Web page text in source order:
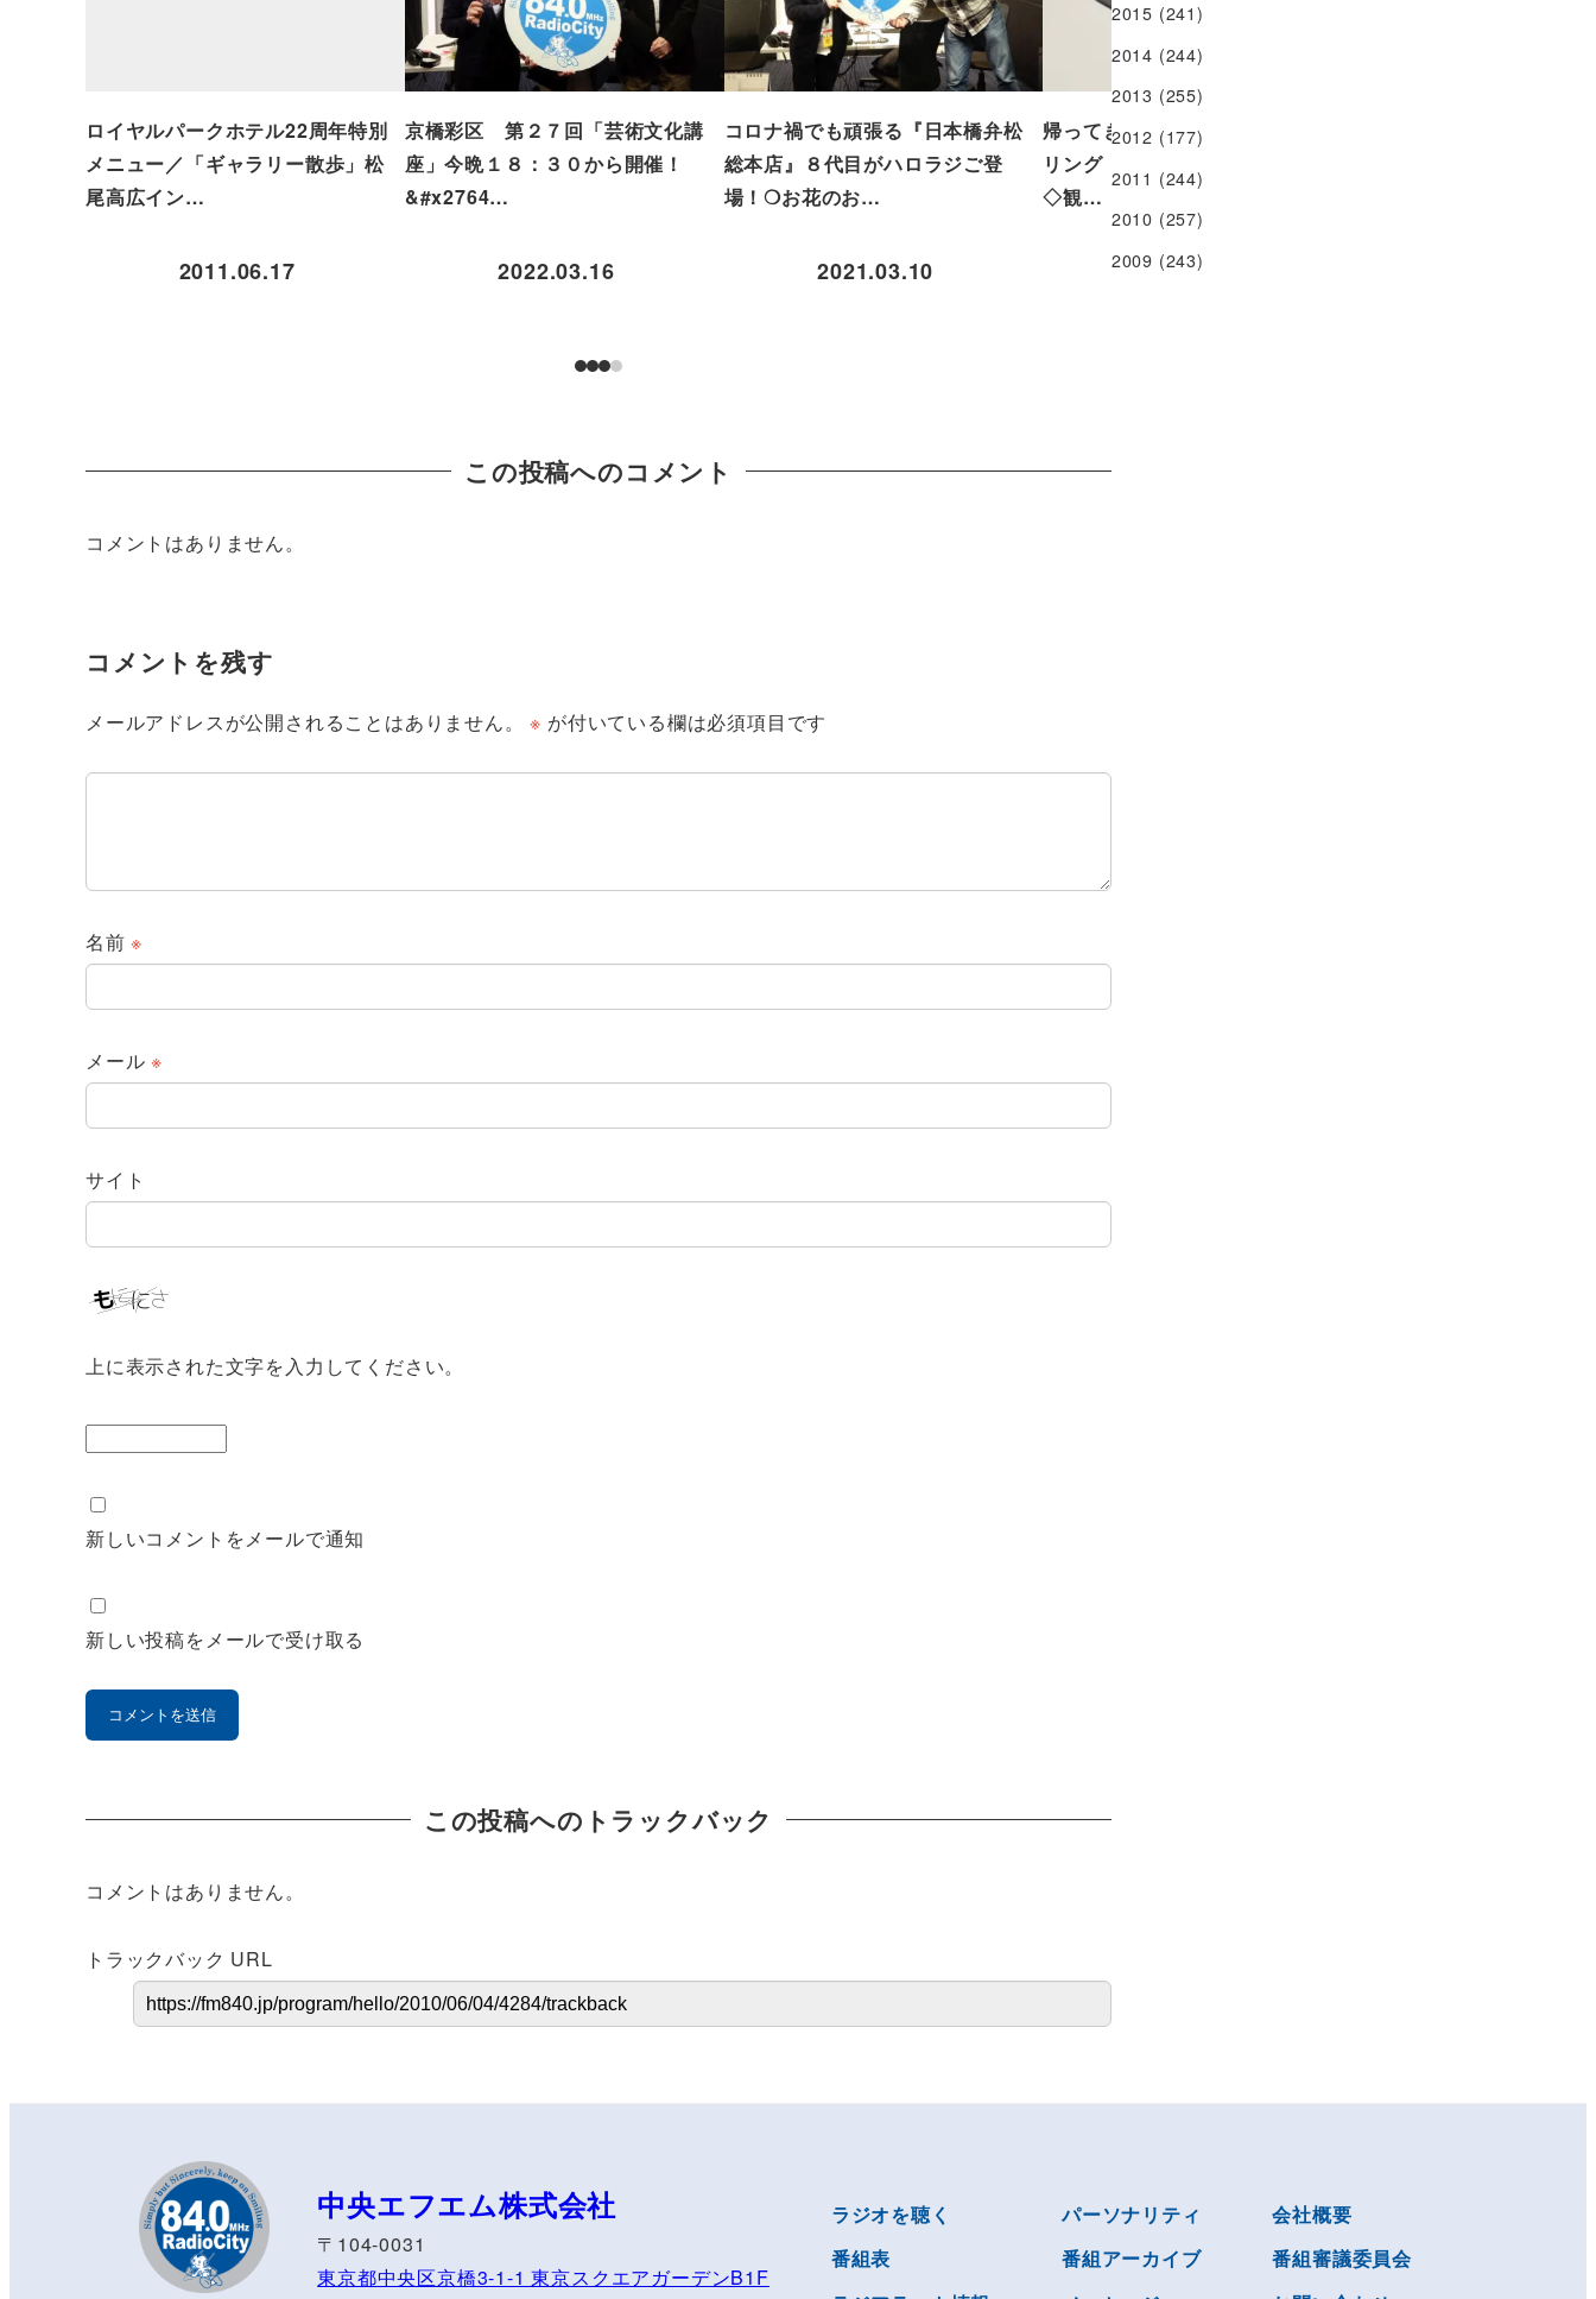
ロイヤルパークホテル22周年特別
メニュー／「ギャラリー散歩」松
尾高広イン…
2011.06.17
京橋彩区 第２７回「芸術文化講
座」今晩１８：３０から開催！
&#x2764…
2022.03.16
コロナ禍でも頑張る『日本橋弁松
総本店』８代目がハロラジご登
場！❍お花のお…
2021.03.10
帰ってきた！ 『クリスマスキャロ
リング・オン・ザ・ボート 2022』
◇観…
2022.12.22
この投稿へのコメント
コメントはありません。
コメントを残す
メールアドレスが公開されることはありません。 ※ が付いている欄は必須項目です
名前※
メール※
サイト
上に表示された文字を入力してください。
新しいコメントをメールで通知
新しい投稿をメールで受け取る
この投稿へのトラックバック
コメントはありません。
トラックバック URL
2015 (241)
2014 (244)
2013 (255)
2012 (177)
2011 (244)
2010 (257)
2009 (243)
中央エフエム株式会社
〒104-0031
東京都中央区京橋3-1-1 東京スクエアガーデンB1F
ラジオを聴く
番組表
パーソナリティ
番組アーカイブ
会社概要
番組審議委員会